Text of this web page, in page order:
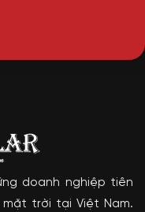
doanh nghiệp tiên
trời tại Việt Nam.